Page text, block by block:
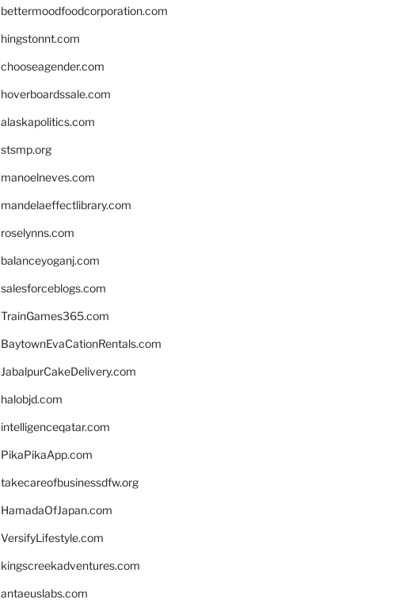
bettermoodfoodcorporation.com
hingstonnt.com
chooseagender.com
hoverboardssale.com
alaskapolitics.com
stsmp.org
manoelneves.com
mandelaeffectlibrary.com
roselynns.com
balanceyoganj.com
salesforceblogs.com
TrainGames365.com
BaytownEvaCationRentals.com
JabalpurCakeDelivery.com
halobjd.com
intelligenceqatar.com
PikaPikaApp.com
takecareofbusinessdfw.org
HamadaOfJapan.com
VersifyLifestyle.com
kingscreekadventures.com
antaeuslabs.com